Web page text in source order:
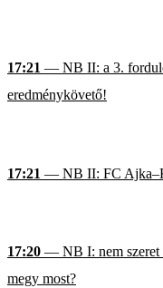
17:21 — NB II: a 3.
eredménykövető!
17:21 — NB II: FC
17:20 — NB I: nem szeret
megy most?